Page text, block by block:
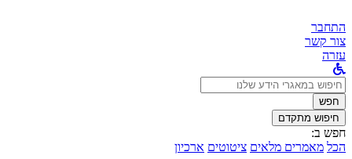
התחבר
צור קשר
עזרה
לחפש
ב:חפש
חיפוש מתקדם
חפש ב:
הכל מאמרים מלאים ציטוטים ארכיון